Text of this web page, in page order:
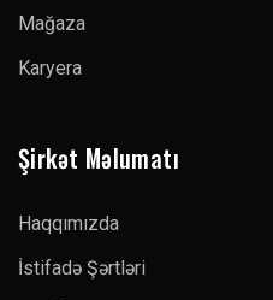
Mağaza
Karyera
Şirkət Məlumatı
Haqqımızda
İstifadə Şərtləri